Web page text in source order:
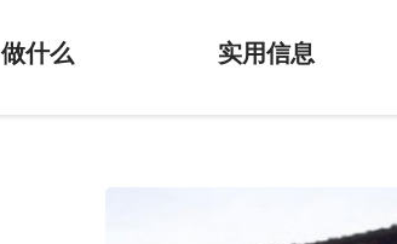
做什么 实用信息